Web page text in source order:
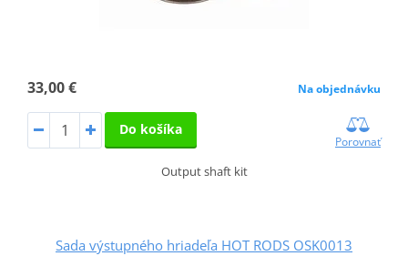
33,00 € Na objednávku
Do košíka
Porovnať
Output shaft kit
Sada výstupného hriadeľa HOT RODS OSK0013